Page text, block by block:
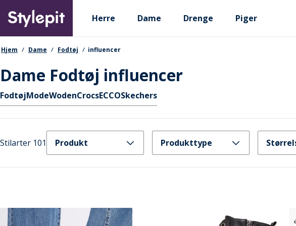
main
content
Primary departments
Herre Dame Drenge Piger
navigationssti
Hjem Dame Fodtøj influencer
Dame Fodtøj influencer
Hurtige links
FodtøjModeWodenCrocsECCOSkechers
Stilarter 101 Produkt Produkttype